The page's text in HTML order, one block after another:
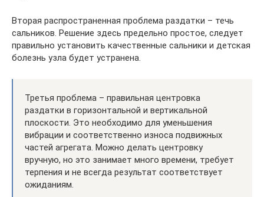
Вторая распространенная проблема раздатки – течь
сальников. Решение здесь предельно простое, следует
правильно установить качественные сальники и детская
болезнь узла будет устранена.
Третья проблема – правильная центровка
раздатки в горизонтальной и вертикальной
плоскости. Это необходимо для уменьшения
вибрации и соответственно износа подвижных
частей агрегата. Можно делать центровку
вручную, но это занимает много времени, требует
терпения и не всегда результат соответствует
ожиданиям.